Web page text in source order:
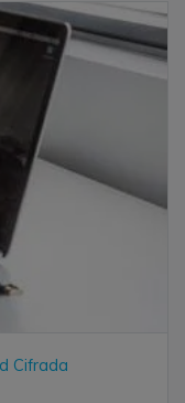
Cifrada